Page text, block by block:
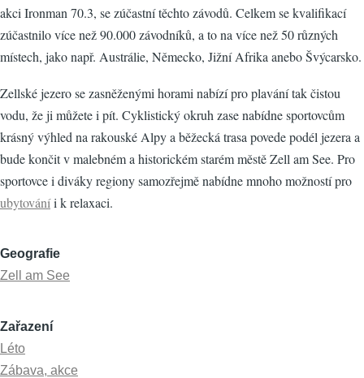
akci Ironman 70.3, se zúčastní těchto závodů. Celkem se kvalifikací
zúčastnilo více než 90.000 závodníků, a to na více než 50 různých
místech, jako např. Austrálie, Německo, Jižní Afrika anebo Švýcarsko.
Zellské jezero se zasněženými horami nabízí pro plavání tak čistou
vodu, že ji můžete i pít. Cyklistický okruh zase nabídne sportovcům
krásný výhled na rakouské Alpy a běžecká trasa povede podél jezera a
bude končit v malebném a historickém starém městě Zell am See. Pro
sportovce i diváky regiony samozřejmě nabídne mnoho možností pro
ubytováníi k relaxaci.
Geografie
Zell am See
Zařazení
Léto
Zábava, akce